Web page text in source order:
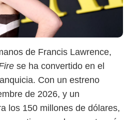
de Francis Lawrence,
se ha convertido en el
Con un estreno
de 2026, y un
los 150 millones de dólares,